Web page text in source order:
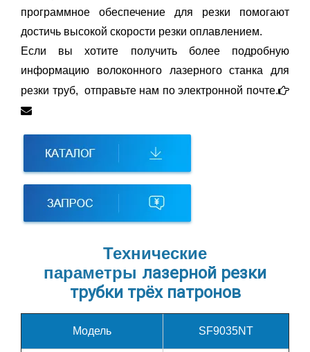
программное обеспечение для резки помогают
достичь высокой скорости резки оплавлением.
Если вы хотите получить более подробную
информацию волоконного лазерного станка для
резки труб, отправьте нам по электронной почте.

Технические
параметры лазерной резки
трубки трёх патронов
Модель SF9035NT